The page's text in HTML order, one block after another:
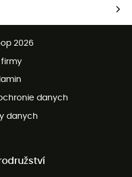
2026
firmy
danych
danych